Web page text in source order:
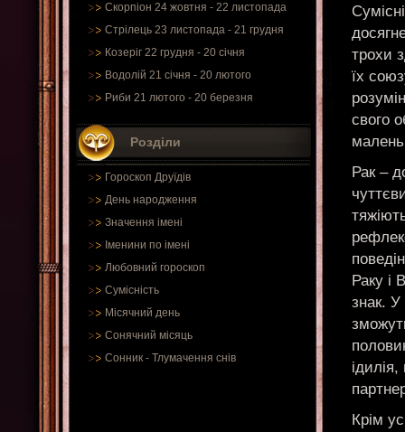
Скорпіон 24 жовтня - 22 листопада
Стрілець 23 листопада - 21 грудня
Козеріг 22 грудня - 20 січня
Водолій 21 січня - 20 лютого
Риби 21 лютого - 20 березня
Розділи
Гороскоп Друїдів
День народження
Значення імені
Іменини по імені
Любовний гороскоп
Сумісність
Місячний день
Сонячний місяць
Сонник - Тлумачення снів
трохи
їх
свого
Рак –
Раку і
знак. У
Крім